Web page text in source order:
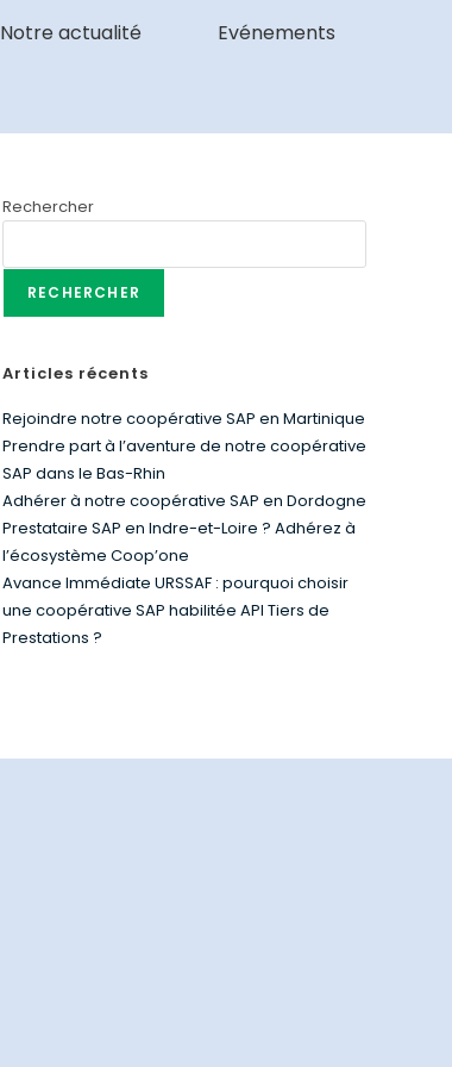
Notre actualité Evénements
Rechercher
RECHERCHER
Articles récents
Rejoindre notre coopérative SAP en Martinique
Prendre part à l’aventure de notre coopérative
SAP dans le Bas-Rhin
Adhérer à notre coopérative SAP en Dordogne
Prestataire SAP en Indre-et-Loire ? Adhérez à
l’écosystème Coop’one
Avance Immédiate URSSAF : pourquoi choisir
une coopérative SAP habilitée API Tiers de
Prestations ?